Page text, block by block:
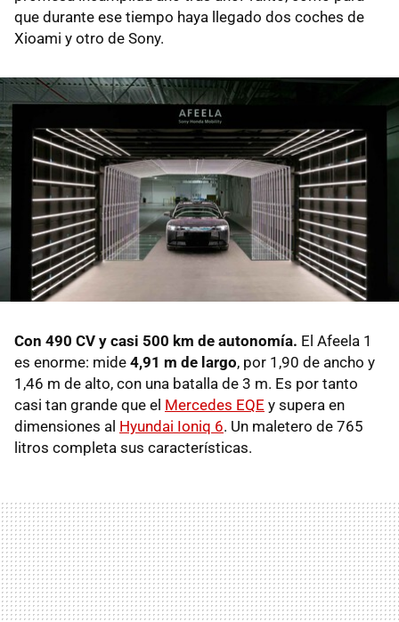
que durante ese tiempo haya llegado dos coches de
Xioami y otro de Sony.
Con 490 CV y casi 500 km de autonomía. El Afeela 1
es enorme: mide 4,91 m de largo, por 1,90 de ancho y
1,46 m de alto, con una batalla de 3 m. Es por tanto
casi tan grande que el Mercedes EQE y supera en
dimensiones al Hyundai Ioniq 6. Un maletero de 765
litros completa sus características.